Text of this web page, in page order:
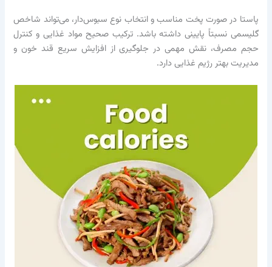
پاستا در صورت پخت مناسب و انتخاب نوع سبوس‌دار، می‌تواند شاخص
گلیسمی نسبتاً پایینی داشته باشد. ترکیب صحیح مواد غذایی و کنترل
حجم مصرف، نقش مهمی در جلوگیری از افزایش سریع قند خون و
مدیریت بهتر رژیم غذایی دارد.